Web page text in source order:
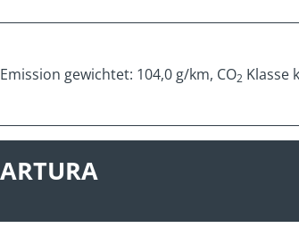
Emission gewichtet: 104,0 g/km, CO2 Klasse